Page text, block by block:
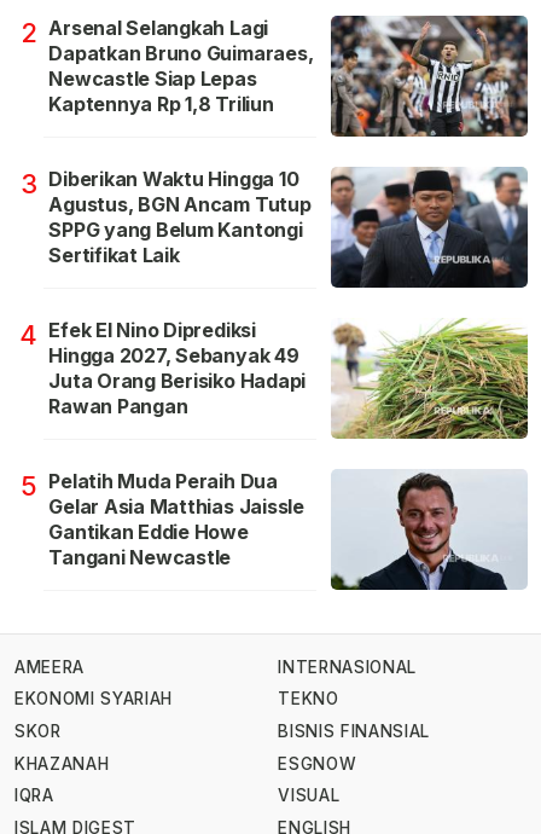
2 Arsenal Selangkah Lagi
Dapatkan Bruno Guimaraes,
Newcastle Siap Lepas
Kaptennya Rp 1,8 Triliun
3 Diberikan Waktu Hingga 10
Agustus, BGN Ancam Tutup
SPPG yang Belum Kantongi
Sertifikat Laik
4 Efek El Nino Diprediksi
Hingga 2027, Sebanyak 49
Juta Orang Berisiko Hadapi
Rawan Pangan
5 Pelatih Muda Peraih Dua
Gelar Asia Matthias Jaissle
Gantikan Eddie Howe
Tangani Newcastle
AMEERA
EKONOMI SYARIAH
SKOR
KHAZANAH
IQRA
ISLAM DIGEST
INTERNASIONAL
TEKNO
BISNIS FINANSIAL
ESGNOW
VISUAL
ENGLISH